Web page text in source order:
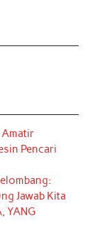
Amatir
Pencari
Jawab Kita
YANG